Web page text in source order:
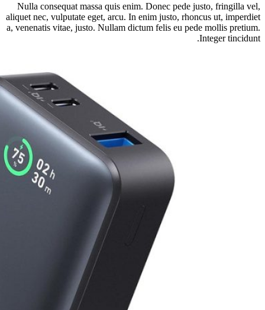
Nulla consequat massa quis enim. Donec pede justo, fringilla vel,
aliquet nec, vulputate eget, arcu. In enim justo, rhoncus ut, imperdiet
a, venenatis vitae, justo. Nullam dictum felis eu pede mollis pretium.
Integer tincidunt.